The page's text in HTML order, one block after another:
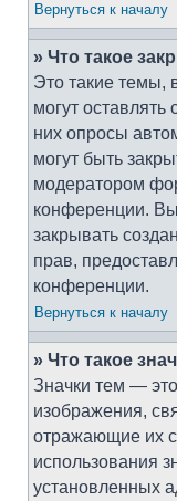
Вернуться к началу
» Что такое
Это такие темы,
могут
них опросы
могут быть
модератором
конференции.
закрывать
прав,
конференции.
Вернуться к началу
» Что такое
Значки тем —
изображения,
отражающие их
использования
установленных